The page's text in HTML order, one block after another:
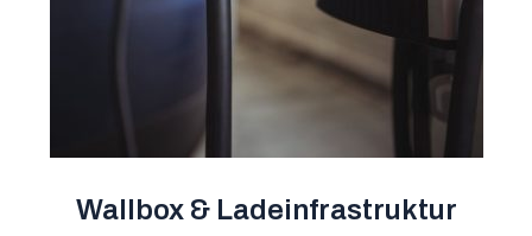
Wallbox & Ladeinfrastruktur